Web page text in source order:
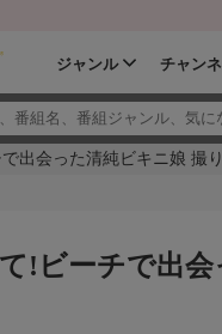
ジャンル チャン
出会った清純ビキニ娘 撮
!ビーチで出